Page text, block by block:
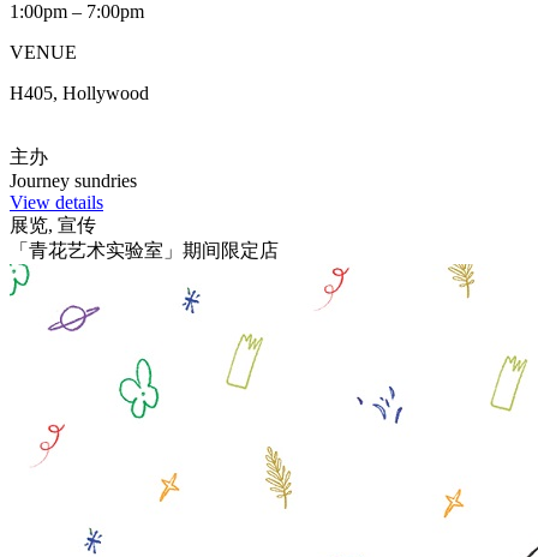
1:00pm – 7:00pm
VENUE
H405, Hollywood
主办
Journey sundries
View details
展览, 宣传
「青花艺术实验室」期间限定店